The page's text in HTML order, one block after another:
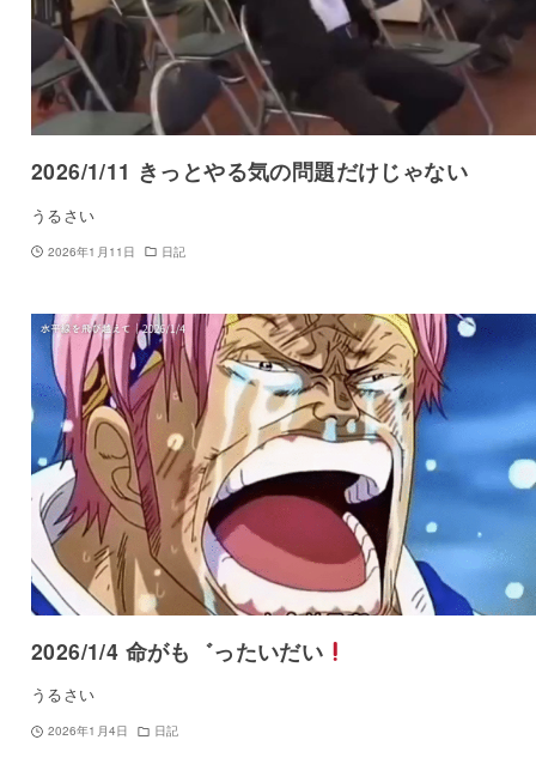
2026/1/11 きっとやる気の問題だけじゃない
うるさい
2026年1月11日 日記
2026/1/4 命がも゛ったいだい
うるさい
2026年1月4日 日記